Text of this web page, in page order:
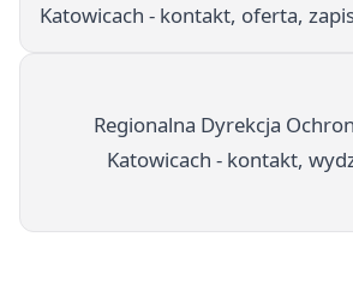
Katowicach - kontakt, oferta,
Regionalna Dyrekcja
Katowicach - kontakt,